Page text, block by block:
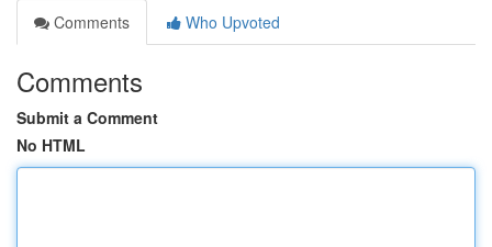
Comments
Who Upvoted
Comments
Submit a Comment
No HTML